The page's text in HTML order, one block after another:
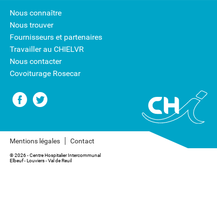
Nous connaître
Nous trouver
Fournisseurs et partenaires
Travailler au CHIELVR
Nous contacter
Covoiturage Rosecar
Mentions légales Contact
® 2026 - Centre Hospitalier Intercommunal
Elbeuf - Louviers - Val de Reuil